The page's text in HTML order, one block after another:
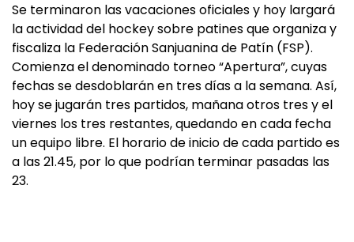
Se terminaron las vacaciones oficiales y hoy largará
la actividad del hockey sobre patines que organiza y
fiscaliza la Federación Sanjuanina de Patín (FSP).
Comienza el denominado torneo “Apertura”, cuyas
fechas se desdoblarán en tres días a la semana. Así,
hoy se jugarán tres partidos, mañana otros tres y el
viernes los tres restantes, quedando en cada fecha
un equipo libre. El horario de inicio de cada partido es
a las 21.45, por lo que podrían terminar pasadas las
23.